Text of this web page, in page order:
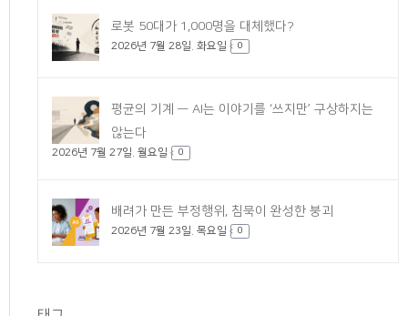
로봇 50대가 1,000명을 대체했다?
2026년 7월 28일. 화요일 0
평균의 기계 — AI는 이야기를 ‘쓰지만’ 구상하지는
않는다
2026년 7월 27일. 월요일 0
배려가 만든 부정행위, 침묵이 완성한 붕괴
2026년 7월 23일. 목요일 0